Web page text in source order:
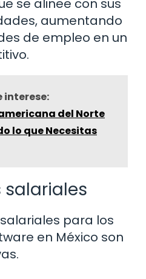
se alinee con sus
aumentando
de empleo en un
interese:
del Norte
lo que Necesitas
salariales
para los
en México son